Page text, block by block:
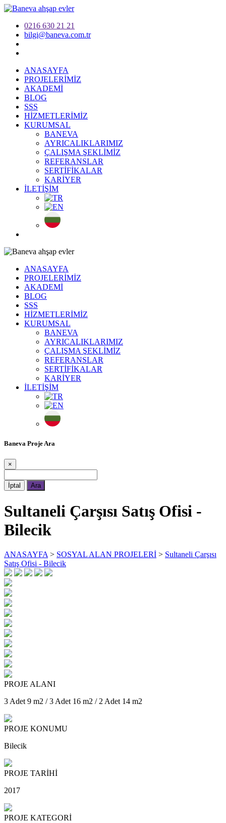
0216 630 21 21
bilgi@baneva.com.tr
ANASAYFA
PROJELERİMİZ
AKADEMİ
BLOG
SSS
HİZMETLERİMİZ
KURUMSAL
BANEVA
AYRICALIKLARIMIZ
ÇALIŞMA ŞEKLİMİZ
REFERANSLAR
SERTİFİKALAR
KARİYER
İLETİŞİM
ANASAYFA
PROJELERİMİZ
AKADEMİ
BLOG
SSS
HİZMETLERİMİZ
KURUMSAL
BANEVA
AYRICALIKLARIMIZ
ÇALIŞMA ŞEKLİMİZ
REFERANSLAR
SERTİFİKALAR
KARİYER
İLETİŞİM
Baneva Proje Ara
×
İptal Ara
Sultaneli Çarşısı Satış Ofisi -
Bilecik
ANASAYFA > SOSYAL ALAN PROJELERİ > Sultaneli Çarşısı
Satış Ofisi - Bilecik
PROJE ALANI
3 Adet 9 m2 / 3 Adet 16 m2 / 2 Adet 14 m2
PROJE KONUMU
Bilecik
PROJE TARİHİ
2017
PROJE KATEGORİ